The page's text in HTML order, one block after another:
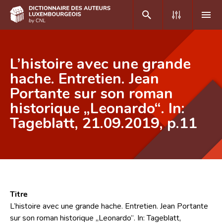
DE FR
Accueil
Auteur(e)s A-Z
Recherche avancée
Équipe scientifique
Contact
L’histoire avec une grande
hache. Entretien. Jean
Portante sur son roman
historique „Leonardo“. In:
Tageblatt, 21.09.2019, p.11
Titre
L’histoire avec une grande hache. Entretien. Jean Portante
sur son roman historique „Leonardo“. In: Tageblatt,